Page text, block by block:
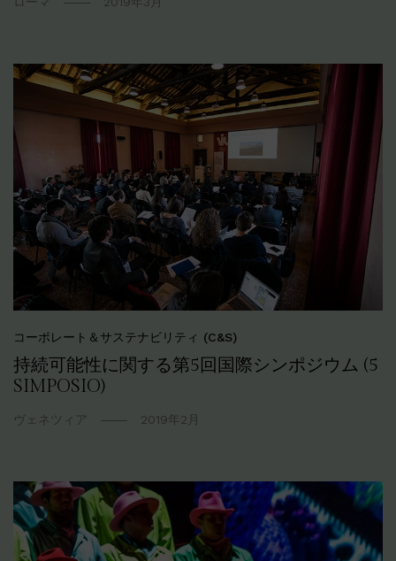
コーポレート＆サステナビリティ (C&S)
持続可能性に関する第5回国際シンポジウム (5
SIMPOSIO)
ヴェネツィア 2019年2月